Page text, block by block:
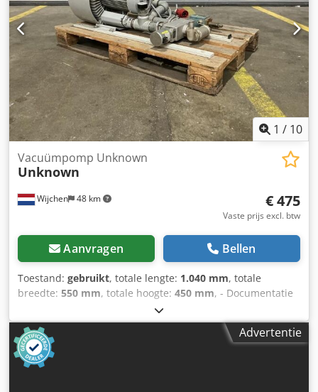
1 / 10
Wijchen 48 km
Vacuümpomp Unknown
Unknown
€ 475
Vaste prijs excl. btw
Aanvragen Bellen
Toestand: gebruikt, totale lengte: 1.040 mm, totale
breedte: 550 mm, totale hoogte: 450 mm, - Documentatie
aanwezig: Nee - CE certificaat aanwezig: Nee -
Transportafmetingen: 1040mm x 550mm x 450mm (l x b x
h) - Transportcolli [st.]: 1 Financiële informatie BTW: De
getoonde prijs is exclusief BTW BTW/marge: BTW
verrekenbaar voor ondernemers Levering en inruil altijd
Advertentie